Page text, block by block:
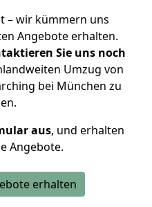
– wir kümmern uns
Angebote erhalten.
Sie uns noch
Umzug von
bei München zu
aus, und erhalten
Angebote.
erhalten